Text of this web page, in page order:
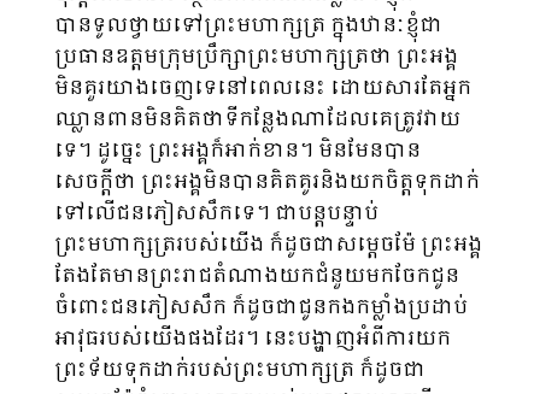
បានទូលថ្វាយទៅព្រះមហាក្សត្រ ក្នុងឋានៈខ្ញុំជា
ប្រធានឧត្តមក្រុមប្រឹក្សាព្រះមហាក្សត្រថា ព្រះអង្គ
មិនគួរយាងចេញទេនៅពេលនេះ ដោយសារតែអ្នក
ឈ្លានពានមិនគិតថាទីកន្លែងណាដែលគេត្រូវវាយ
ទេ។ ដូច្នេះ ព្រះអង្គក៏អាក់ខាន។ មិនមែនបាន
សេចក្ដីថា ព្រះអង្គមិនបានគិតគូរនិងយកចិត្តទុកដាក់
ទៅលើជនភៀសសឹកទេ។ ជាបន្តបន្ទាប់
ព្រះមហាក្សត្ររបស់យើង ក៏ដូចជាសម្ដេចម៉ែ ព្រះអង្គ
តែងតែមានព្រះរាជតំណាងយកជំនួយមកចែកជូន
ចំពោះជនភៀសសឹក ក៏ដូចជាជូនកងកម្លាំងប្រដាប់
អាវុធរបស់យើងផងដែរ។ នេះបង្ហាញអំពីការយក
ព្រះទ័យទុកដាក់របស់ព្រះមហាក្សត្រ ក៏ដូចជា